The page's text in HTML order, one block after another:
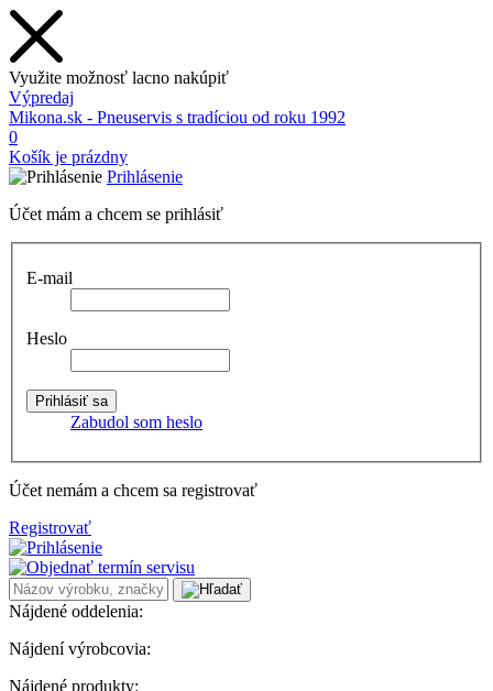
Využite možnosť lacno nakúpiť
Výpredaj
Mikona.sk - Pneuservis s tradíciou od roku 1992
0
Košík je prázdny
Prihlásenie
Účet mám a chcem se prihlásiť
E-mail
Heslo
Zabudol som heslo
Účet nemám a chcem sa registrovať
Registrovať
Nájdené oddelenia:
Nájdení výrobcovia:
Nájdené produkty: